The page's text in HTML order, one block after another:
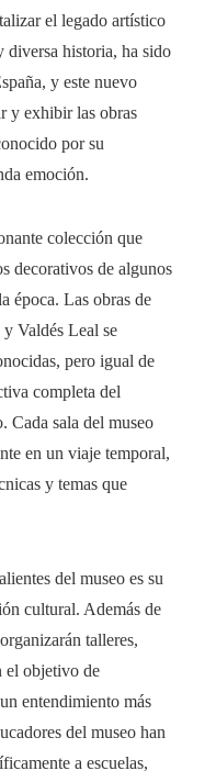
el legado artístico
diversa historia, ha sido
y este nuevo
y exhibir las obras
por su
emoción.
colección que
decorativos de algunos
época. Las obras de
Valdés Leal se
pero igual de
completa del
Cada sala del museo
en un viaje temporal,
y temas que
del museo es su
cultural. Además de
talleres,
el objetivo de
entendimiento más
del museo han
a escuelas,